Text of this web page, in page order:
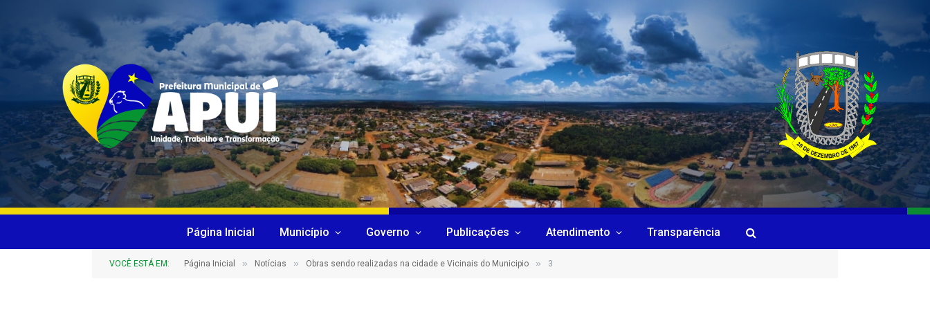
Página Inicial Município Governo Publicações Atendimento Transparência
VOCÊ ESTÁ EM: Página Inicial » Notícias » Obras sendo realizadas na cidade e Vicinais do Municipio » 3